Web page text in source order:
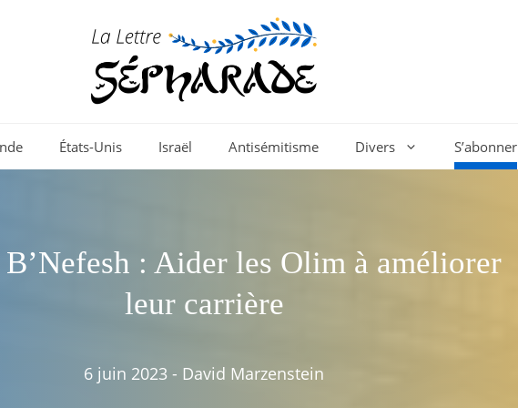
États-Unis Israël Antisémitisme Divers S’abonner
: Aider les Olim à améliorer
leur carrière
6 juin 2023 - David Marzenstein